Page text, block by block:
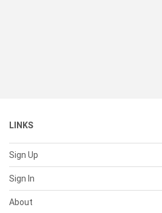
LINKS
Sign Up
Sign In
About